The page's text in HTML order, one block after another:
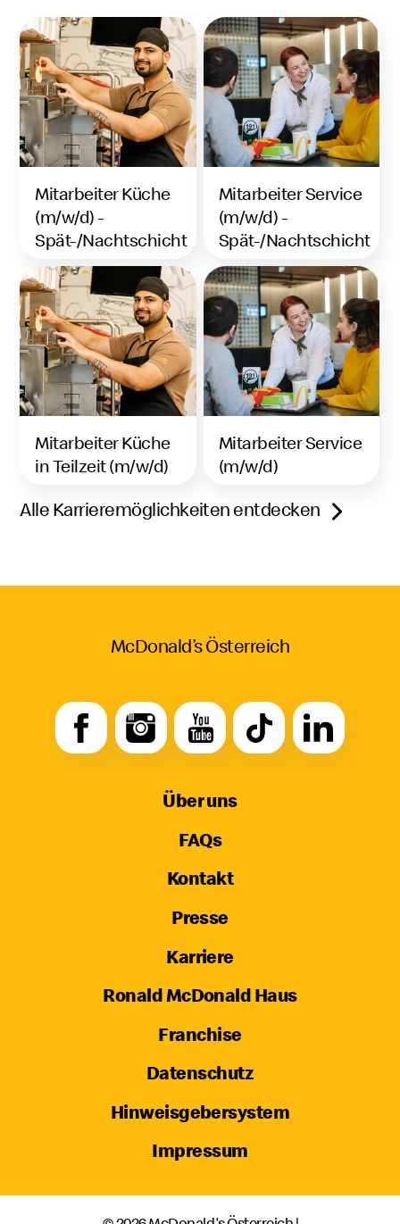
Mitarbeiter Küche
(m/w/d) -
Spät-/Nachtschicht
Mitarbeiter Service
(m/w/d) -
Spät-/Nachtschicht
Mitarbeiter Küche
in Teilzeit (m/w/d)
Mitarbeiter Service
(m/w/d)
Alle Karrieremöglichkeiten entdecken
McDonald’s Österreich
Über uns
FAQs
Kontakt
Presse
Karriere
Ronald McDonald Haus
Franchise
Datenschutz
Hinweisgebersystem
Impressum